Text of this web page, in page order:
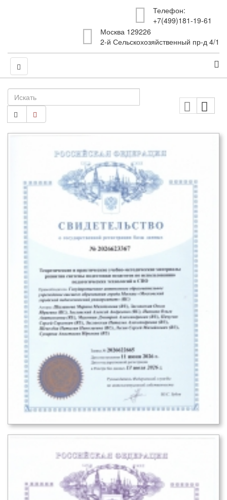
Телефон:
+7(499)181-19-61
Москва 129226
2-й Сельскохозяйственный пр-д 4/1
Искать